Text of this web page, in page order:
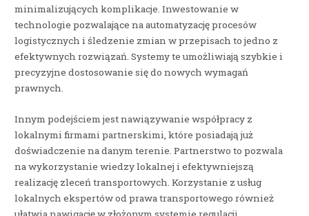
minimalizujących komplikacje. Inwestowanie w
technologie pozwalające na automatyzację procesów
logistycznych i śledzenie zmian w przepisach to jedno z
efektywnych rozwiązań. Systemy te umożliwiają szybkie i
precyzyjne dostosowanie się do nowych wymagań
prawnych.
Innym podejściem jest nawiązywanie współpracy z
lokalnymi firmami partnerskimi, które posiadają już
doświadczenie na danym terenie. Partnerstwo to pozwala
na wykorzystanie wiedzy lokalnej i efektywniejszą
realizację zleceń transportowych. Korzystanie z usług
lokalnych ekspertów od prawa transportowego również